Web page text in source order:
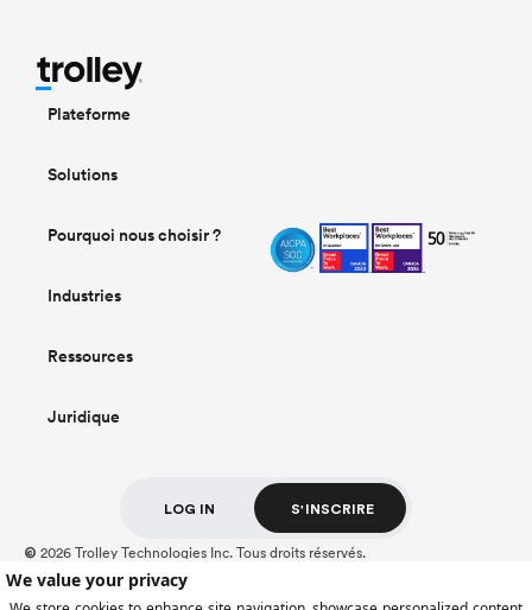
Plateforme
Solutions
Pourquoi nous choisir ?
Industries
Ressources
Juridique
© 2026 Trolley Technologies Inc. Tous droits réservés.
LOG IN S'INSCRIRE